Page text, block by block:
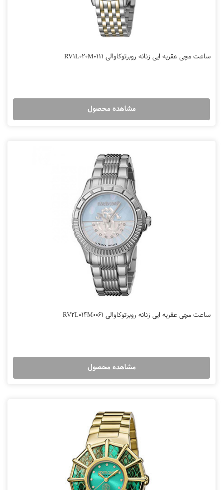
ساعت مچی عقربه ایی زنانه روبرتوکاوالی RV1L020M0111
مشاهده محصول
ساعت مچی عقربه ایی زنانه روبرتوکاوالی RV2L014M0061
مشاهده محصول